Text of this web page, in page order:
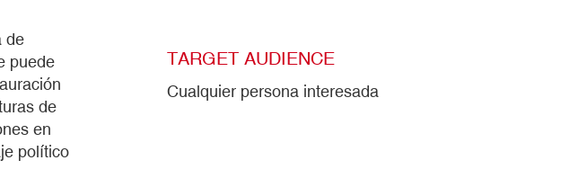
de
puede
de
en
político
TARGET AUDIENCE
Cualquier persona interesada